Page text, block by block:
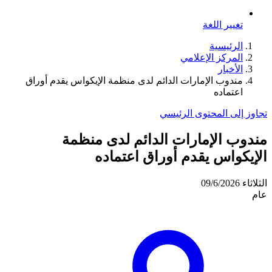
تغيير اللغة
الرئيسية
المركز الإعلامي
الأخبار
مندوب الإمارات الدائم لدى منظمة الإيكواس يقدم أوراق
اعتماده
تجاوز إلى المحتوى الرئيسي
مندوب الإمارات الدائم لدى منظمة
الإيكواس يقدم أوراق اعتماده
الثلاثاء 09/6/2026
عام